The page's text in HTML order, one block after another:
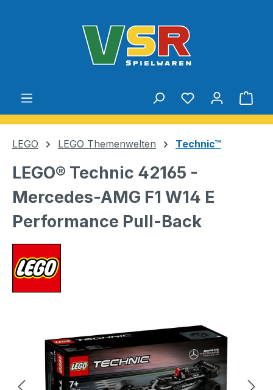
Du hast 0
LEGO LEGO Themenwelten Technic™
LEGO® Technic 42165 -
Mercedes-AMG F1 W14 E
Performance Pull-Back